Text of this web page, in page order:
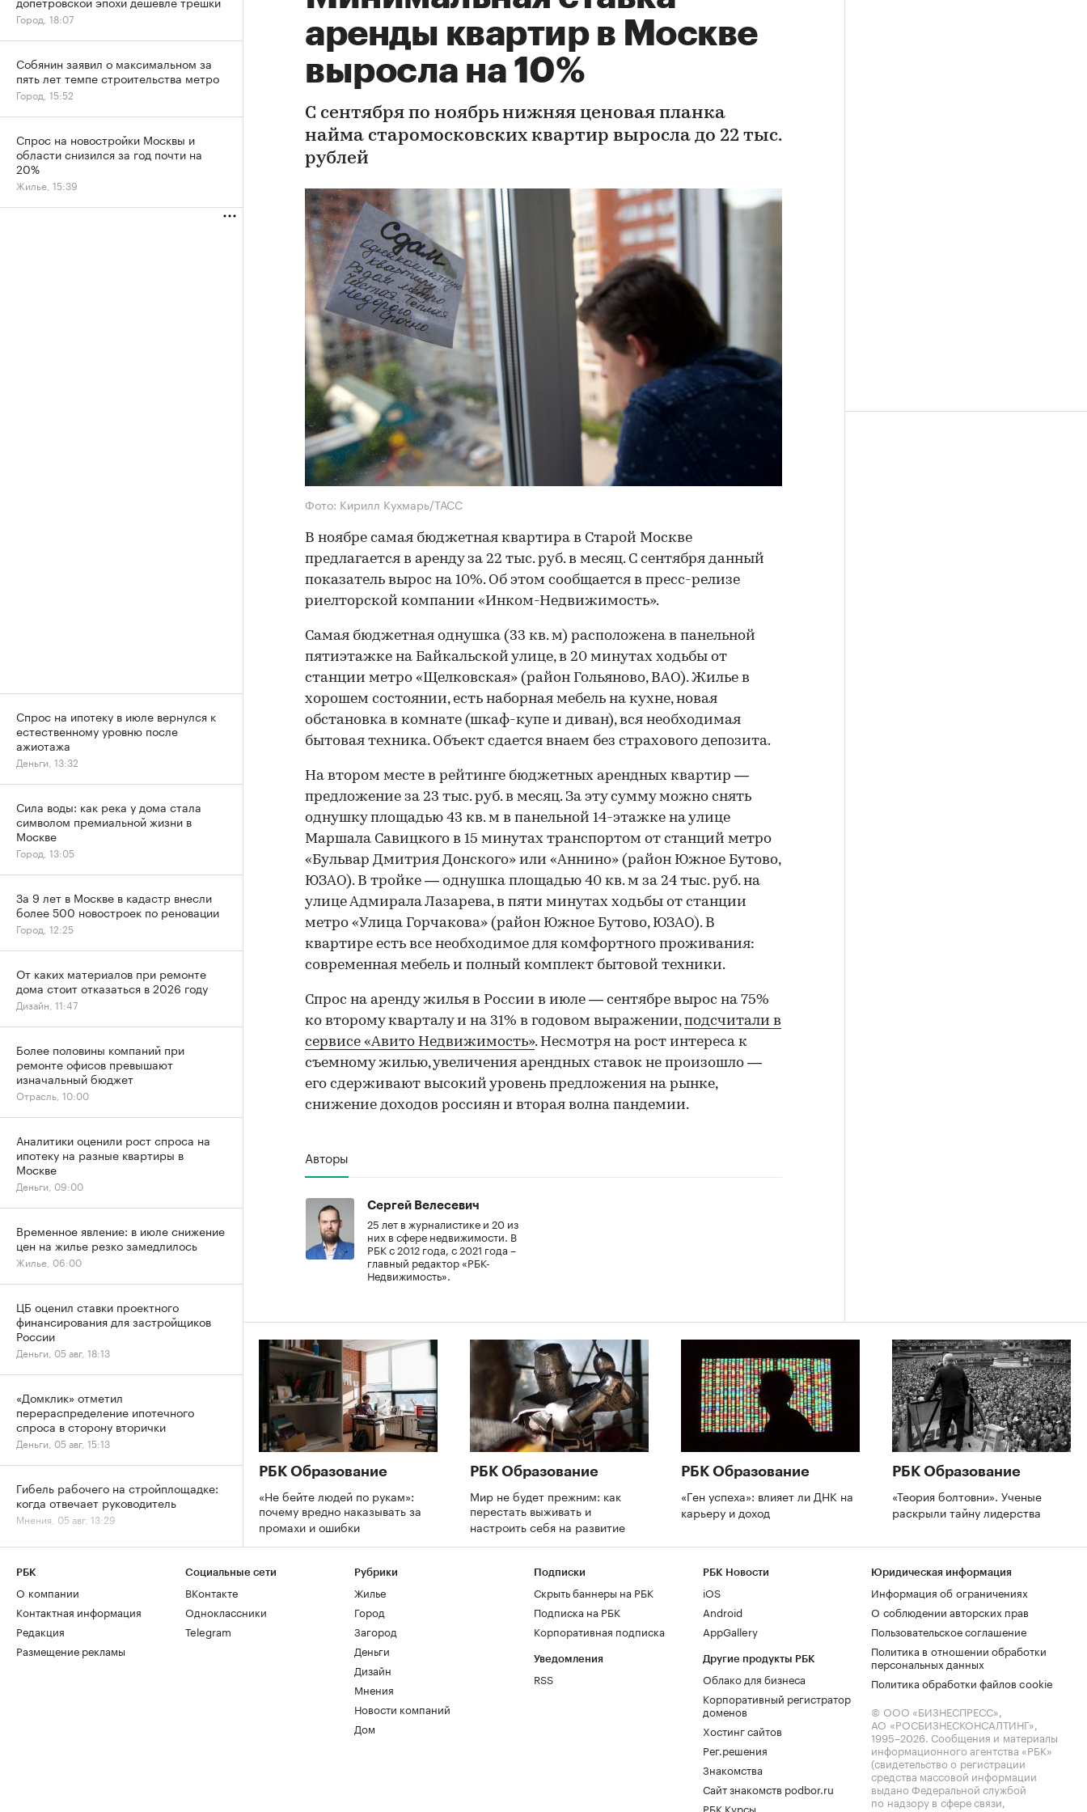
аренды квартир в Москве
выросла на 10%
С сентября по ноябрь нижняя ценовая планка
найма старомосковских квартир выросла до 22 тыс.
рублей
Фото: Кирилл Кухмарь/ТАСС
В ноябре самая бюджетная квартира в Старой Москве
предлагается в аренду за 22 тыс. руб. в месяц. С сентября данный
показатель вырос на 10%. Об этом сообщается в пресс-релизе
риелторской компании «Инком-Недвижимость».
Самая бюджетная однушка (33 кв. м) расположена в панельной
пятиэтажке на Байкальской улице, в 20 минутах ходьбы от
станции метро «Щелковская» (район Гольяново, ВАО). Жилье в
хорошем состоянии, есть наборная мебель на кухне, новая
обстановка в комнате (шкаф-купе и диван), вся необходимая
бытовая техника. Объект сдается внаем без страхового депозита.
На втором месте в рейтинге бюджетных арендных квартир —
предложение за 23 тыс. руб. в месяц. За эту сумму можно снять
однушку площадью 43 кв. м в панельной 14-этажке на улице
Маршала Савицкого в 15 минутах транспортом от станций метро
«Бульвар Дмитрия Донского» или «Аннино» (район Южное Бутово,
ЮЗАО). В тройке — однушка площадью 40 кв. м за 24 тыс. руб. на
улице Адмирала Лазарева, в пяти минутах ходьбы от станции
метро «Улица Горчакова» (район Южное Бутово, ЮЗАО). В
квартире есть все необходимое для комфортного проживания:
современная мебель и полный комплект бытовой техники.
Спрос на аренду жилья в России в июле — сентябре вырос на 75%
ко второму кварталу и на 31% в годовом выражении,подсчитали в
сервисе «Авито Недвижимость». Несмотря на рост интереса к
съемному жилью, увеличения арендных ставок не произошло —
его сдерживают высокий уровень предложения на рынке,
снижение доходов россиян и вторая волна пандемии.
Авторы
Сергей Велесевич
25 лет в журналистике и 20 из
них в сфере недвижимости. В
РБК с 2012 года, с 2021 года –
главный редактор «РБК-
Недвижимость».
РБК Образование
«Не бейте людей по рукам»:
почему вредно наказывать за
промахи и ошибки
РБК Образование
Мир не будет прежним: как
перестать выживать и
настроить себя на развитие
РБК Образование
«Ген успеха»: влияет ли ДНК на
карьеру и доход
РБК Образование
«Теория болтовни». Ученые
раскрыли тайну лидерства
Город, 18:07
Собянин заявил о максимальном за
пять лет темпе строительства метро
Город, 15:52
Спрос на новостройки Москвы и
области снизился за год почти на
20%
Жилье, 15:39
Спрос на ипотеку в июле вернулся к
естественному уровню после
ажиотажа
Деньги, 13:32
Сила воды: как река у дома стала
символом премиальной жизни в
Москве
Город, 13:05
За 9 лет в Москве в кадастр внесли
более 500 новостроек по реновации
Город, 12:25
От каких материалов при ремонте
дома стоит отказаться в 2026 году
Дизайн, 11:47
Более половины компаний при
ремонте офисов превышают
изначальный бюджет
Отрасль, 10:00
Аналитики оценили рост спроса на
ипотеку на разные квартиры в
Москве
Деньги, 09:00
Временное явление: в июле снижение
цен на жилье резко замедлилось
Жилье, 06:00
ЦБ оценил ставки проектного
финансирования для застройщиков
России
Деньги, 05 авг, 18:13
«Домклик» отметил
перераспределение ипотечного
спроса в сторону вторички
Деньги, 05 авг, 15:13
Гибель рабочего на стройплощадке:
когда отвечает руководитель
Мнения, 05 авг, 13:29
платить налог за квартиру и дачу
Деньги, 05 авг, 12:15
РБК
О компании
Контактная информация
Редакция
Размещение рекламы
Социальные сети
ВКонтакте
Одноклассники
Telegram
Рубрики
Жилье
Город
Загород
Деньги
Дизайн
Мнения
Новости компаний
Дом
Подписки
Скрыть баннеры на РБК
Подписка на РБК
Корпоративная подписка
Уведомления
RSS
РБК Новости
iOS
Android
AppGallery
Другие продукты РБК
Облако для бизнеса
Корпоративный регистратор
доменов
Хостинг сайтов
Рег.решения
Знакомства
Сайт знакомств podbor.ru
РБК Курсы
Юридическая информация
Информация об ограничениях
О соблюдении авторских прав
Пользовательское соглашение
Политика в отношении обработки
персональных данных
Политика обработки файлов cookie
© ООО «БИЗНЕСПРЕСС»,
АО «РОСБИЗНЕСКОНСАЛТИНГ»,
1995–2026. Сообщения и материалы
информационного агентства «РБК»
(свидетельство о регистрации
средства массовой информации
выдано Федеральной службой
по надзору в сфере связи,